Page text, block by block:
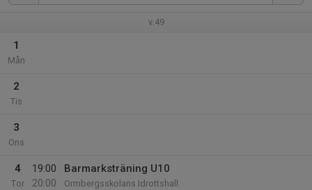
v.49
1
Mån
2
Tis
3
Ons
4
Tor
19:00
20:00
Barmarksträning U10
Ormbergsskolans Idrottshall